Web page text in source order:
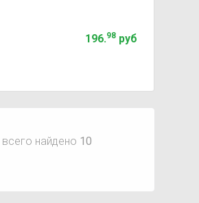
196.98руб
всего найдено 10